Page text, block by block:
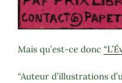
Mais qu’est-ce donc
“Auteur d’illustrations